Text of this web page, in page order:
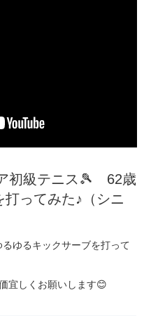
初級テニス🎾 62歳
ってみた♪（シニ
ゆるキックサーブを打って
宜しくお願いします😊